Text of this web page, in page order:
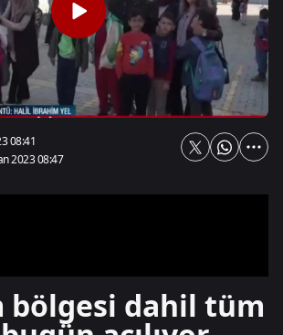
08:41
2023 08:47
bölgesi dahil tüm